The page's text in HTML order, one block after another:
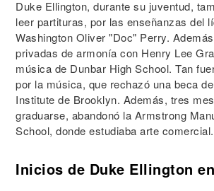
Duke Ellington, durante su juventud,
leer partituras, por las enseñanzas del
Washington Oliver "Doc" Perry.
privadas de armonía con Henry Lee
música de Dunbar High School. Tan
por la música, que rechazó una beca
Institute de Brooklyn. Además, tres
graduarse, abandonó la Armstrong
School, donde estudiaba arte comercial.
Inicios de Duke Ellington